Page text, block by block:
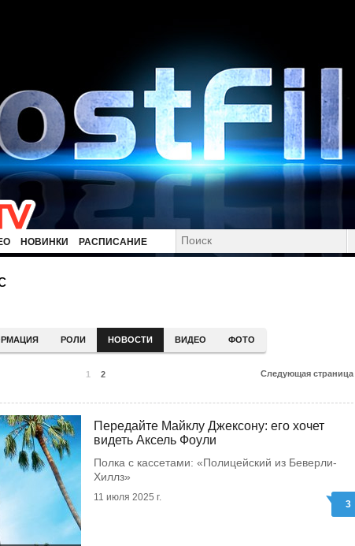
НОВИНКИ РАСПИСАНИЕ
РОЛИ НОВОСТИ ВИДЕО ФОТО
1 2 Следующая страница
Передайте Майклу Джексону: его хочет
видеть Аксель Фоули
Полка с кассетами: «Полицейский из Беверли-
Хиллз»
11 июля 2025 г.
3